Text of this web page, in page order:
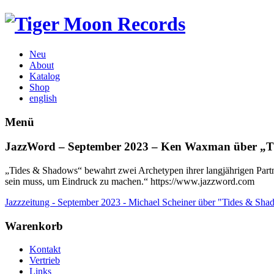
Neu
About
Katalog
Shop
english
Menü
JazzWord – September 2023 – Ken Waxman über
„Tides & Shadows“ bewahrt zwei Archetypen ihrer langjährigen
sein muss, um Eindruck zu machen.“ https://www.jazzword.com
Jazzzeitung - September 2023 - Michael Scheiner über "Tides &
Warenkorb
Kontakt
Vertrieb
Links